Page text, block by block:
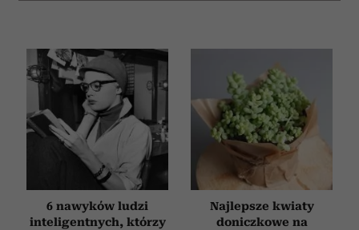
6 nawyków ludzi
inteligentnych, którzy
Najlepsze kwiaty
doniczkowe na